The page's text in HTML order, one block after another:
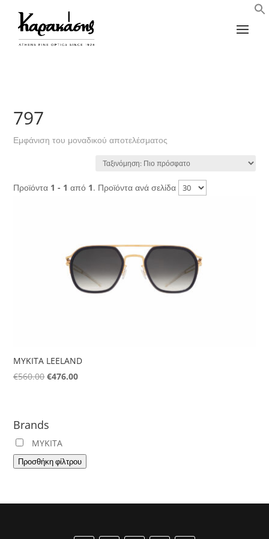
797
Εμφάνιση του μοναδικού αποτελέσματος
Προϊόντα 1 - 1 από 1. Προϊόντα ανά σελίδα
MYKITA LEELAND
€560.00Original
€476.00Η
Brands
MYKITA
Προσθήκη φίλτρου